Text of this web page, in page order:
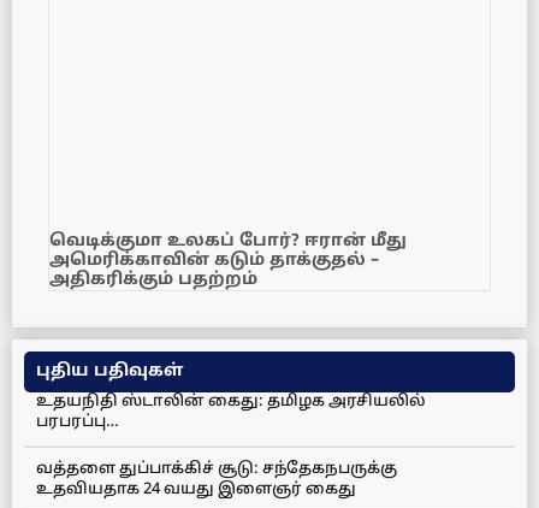
வெடிக்குமா உலகப் போர்? ஈரான் மீது
அமெரிக்காவின் கடும் தாக்குதல் –
அதிகரிக்கும் பதற்றம்
புதிய பதிவுகள்
உதயநிதி ஸ்டாலின் கைது: தமிழக அரசியலில்
பரபரப்பு…
வத்தளை துப்பாக்கிச் சூடு: சந்தேகநபருக்கு
உதவியதாக 24 வயது இளைஞர் கைது